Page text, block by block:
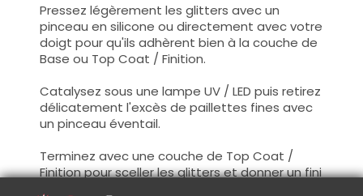
Pressez légèrement les glitters avec un
pinceau en silicone ou directement avec votre
doigt pour qu'ils adhèrent bien à la couche de
Base ou Top Coat / Finition.
Catalysez sous une lampe UV / LED puis retirez
délicatement l'excès de paillettes fines avec
un pinceau éventail.
Terminez avec une couche de Top Coat /
Finition pour sceller les glitters et donner un fini